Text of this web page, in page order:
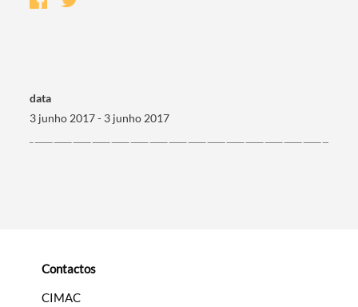
data
3 junho 2017 - 3 junho 2017
Contactos
CIMAC